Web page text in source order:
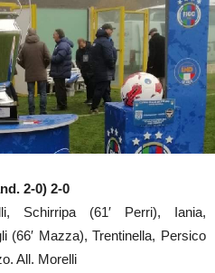
2-0) 2-0
Schirripa (61′ Perri), Iania,
(66′ Mazza), Trentinella, Persico
All. Morelli